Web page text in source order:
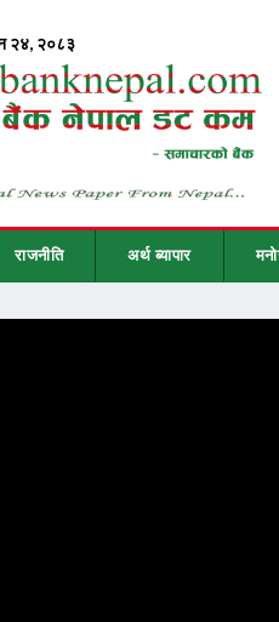
राजनीति अर्थ ब्यापार